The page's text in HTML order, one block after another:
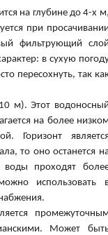
на глубине до 4-х
при
фильтрующий
в сухую
пересохнуть, так
10 м). Этот
на более
Горизонт
то оно останется
проходят
использовать
Может